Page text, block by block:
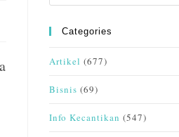
Categories
Artikel (677)
Bisnis (69)
Info Kecantikan (547)